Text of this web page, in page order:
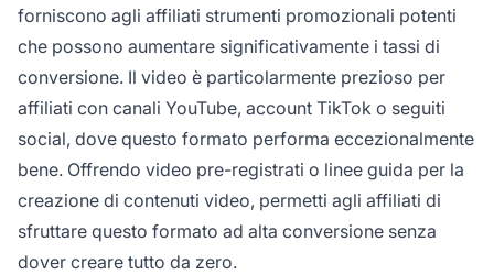
forniscono agli affiliati strumenti promozionali potenti
che possono aumentare significativamente i tassi di
conversione. Il video è particolarmente prezioso per
affiliati con canali YouTube, account TikTok o seguiti
social, dove questo formato performa eccezionalmente
bene. Offrendo video pre-registrati o linee guida per la
creazione di contenuti video, permetti agli affiliati di
sfruttare questo formato ad alta conversione senza
dover creare tutto da zero.